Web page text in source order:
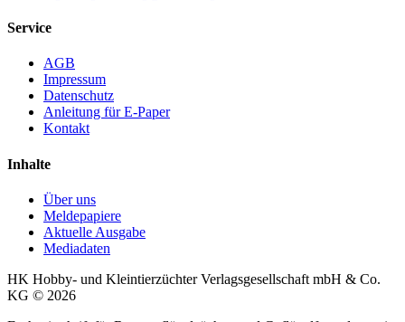
Service
AGB
Impressum
Datenschutz
Anleitung für E-Paper
Kontakt
Inhalte
Über uns
Meldepapiere
Aktuelle Ausgabe
Mediadaten
HK Hobby- und Kleintierzüchter Verlagsgesellschaft mbH & Co.
KG © 2026